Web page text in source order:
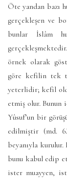
Öte yandan bazı
gerçekleşen ve
bunlar İslâm
örnek olarak
göre kefilin tek
yeterlidir; kefil
etmiş olur. Bunun
Yûsuf’un bir
edilmiştir (md.
beyanıyla
bunu kabul edip
ister muayyen,